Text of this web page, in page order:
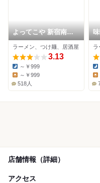
よってこや 新宿南口
店
ラーメン、つけ麺、居酒屋
3.13
Dinner:
～￥999
～￥999
518人
店舗情報（詳細）
アクセス